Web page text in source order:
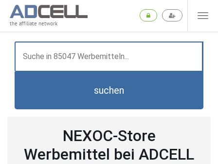
the affiliate network
suchen
NEXOC-Store
Werbemittel bei ADCELL